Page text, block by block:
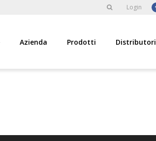
Login
Azienda Prodotti Distributori